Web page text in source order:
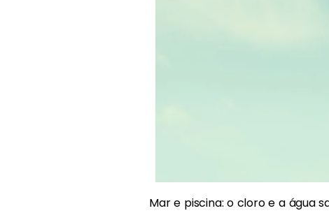
Mar e piscina: o cloro e a água